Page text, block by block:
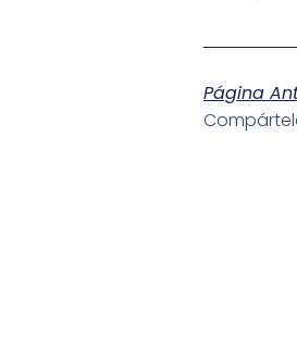
Página